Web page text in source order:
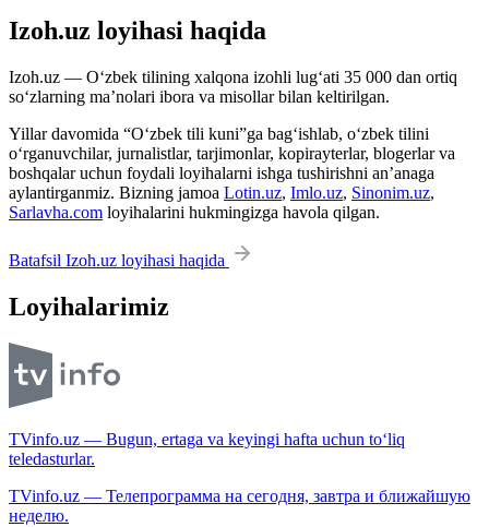
Izoh.uz loyihasi haqida
Izoh.uz — O‘zbek tilining xalqona izohli lug‘ati 35 000 dan ortiq
so‘zlarning ma’nolari ibora va misollar bilan keltirilgan.
Yillar davomida “O‘zbek tili kuni”ga bag‘ishlab, o‘zbek tilini
o‘rganuvchilar, jurnalistlar, tarjimonlar, kopirayterlar, blogerlar va
boshqalar uchun foydali loyihalarni ishga tushirishni an’anaga
aylantirganmiz. Bizning jamoa Lotin.uz, Imlo.uz, Sinonim.uz,
Sarlavha.com loyihalarini hukmingizga havola qilgan.
Batafsil Izoh.uz loyihasi haqida
Loyihalarimiz
TVinfo.uz — Bugun, ertaga va keyingi hafta uchun to‘liq
teledasturlar.
TVinfo.uz — Телепрограмма на сегодня, завтра и ближайшую
неделю.